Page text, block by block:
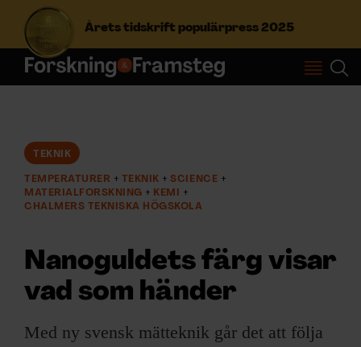
Årets tidskrift populärpress 2025
S
f
e
r
Logga in
NYHETSBREV
TEKNIK
TEMPERATURER TEKNIK
SCIENCE
MATERIALFORSKNING
KEMI
CHALMERS TEKNISKA HÖGSKOLA
Nanoguldets färg visar
vad som händer
Med ny svensk mätteknik går det att följa